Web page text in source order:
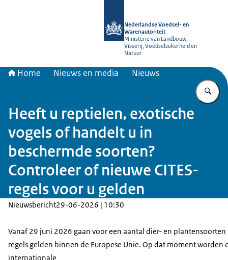
Nederlandse Voedsel- en
Warenautoriteit
Ministerie van Landbouw,
Visserij, Voedselzekerheid en
Natuur
Home Nieuws en media Nieuws
Heeft u reptielen, exotische
vogels of handelt u in
beschermde soorten?
Controleer of nieuwe CITES-
regels voor u gelden
Nieuwsbericht29-06-2026 | 10:30
Vanaf 29 juni 2026 gaan voor een aantal dier- en plantensoorten
regels gelden binnen de Europese Unie. Op dat moment worden
internationale